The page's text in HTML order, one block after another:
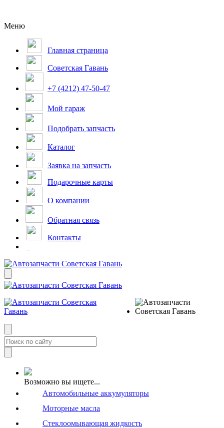
Меню
Главная страница
Советская Гавань
+7 (4212) 47-50-47
Мой гараж
Подобрать запчасть
Каталог
Заявка на запчасть
Подарочные карты
О компании
Обратная связь
Контакты
Возможно вы ищете...
Автомобильные аккумуляторы
Моторные масла
Стеклоомывающая жидкость